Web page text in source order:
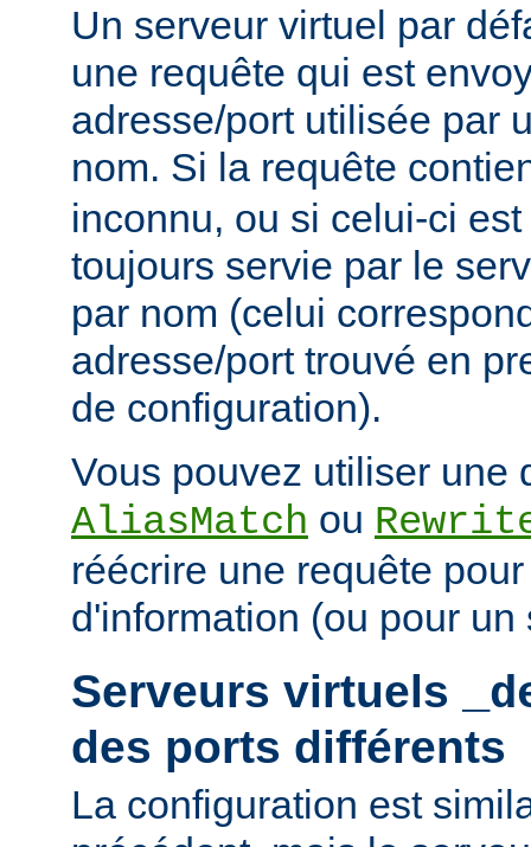
Un serveur virtuel par
une requête qui est
adresse/port utilisée par
nom. Si la requête
inconnu, ou si celui-ci
toujours servie par le
par nom (celui
adresse/port trouvé en
de configuration).
Vous pouvez utiliser une
AliasMatch ou
réécrire une requête
d'information (ou pour un
Serveurs virtuels
des ports différents
La configuration est